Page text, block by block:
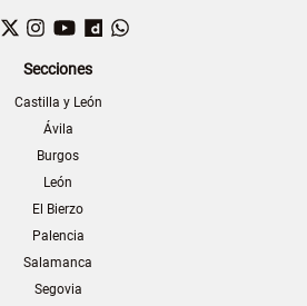
Facebook
TwitterInstagram
YouTubeDailymotion
Secciones
Castilla y León
Ávila
Burgos
León
El Bierzo
Palencia
Salamanca
Segovia